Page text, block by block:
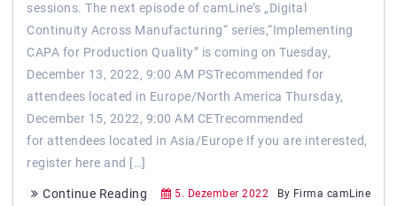
sessions. The next episode of camLine’s „Digital
Continuity Across Manufacturing“ series,“Implementing
CAPA for Production Quality” is coming on Tuesday,
December 13, 2022, 9:00 AM PSTrecommended for
attendees located in Europe/North America Thursday,
December 15, 2022, 9:00 AM CETrecommended
for attendees located in Asia/Europe If you are interested,
register here and […]
Continue Reading 5. Dezember 2022 By Firma camLine